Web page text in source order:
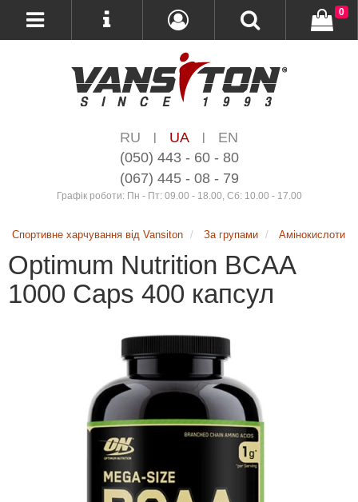
RU | UA |
EN
(050) 443 - 60 - 80
(067) 445 - 08 - 79
Графік роботи: Пн - Пт: 09.00 - 18.00, Сб: 10.00 - 17.00
0
Спортивне харчування від Vansiton За групами Амінокислоти
Optimum Nutrition BCAA
1000 Caps 400 капсул